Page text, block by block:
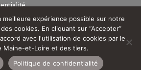
expérience possible sur notre
cookies. En cliquant sur “Accepter”
avec l'utilisation de cookies par le
Maine-et-Loire et des tiers.
Politique de confidentialité